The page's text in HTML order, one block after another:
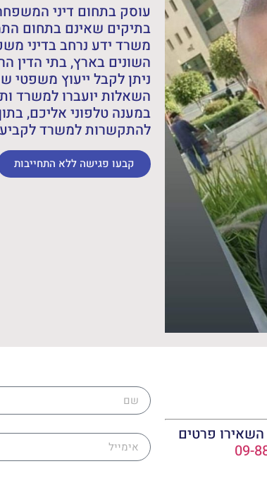
עוסק בתחום דיני
בתיקים שאינם בתחום
משרד ידע נרחב בדיני
השונים בארץ, בתי הדין
ניתן לקבל ייעוץ
השאלות יועברו למשרד
במענה טלפוני אליכם,
להתקשרות למשרד
קבעו פגישה ללא התחייבות
השאירו פרטים
09-